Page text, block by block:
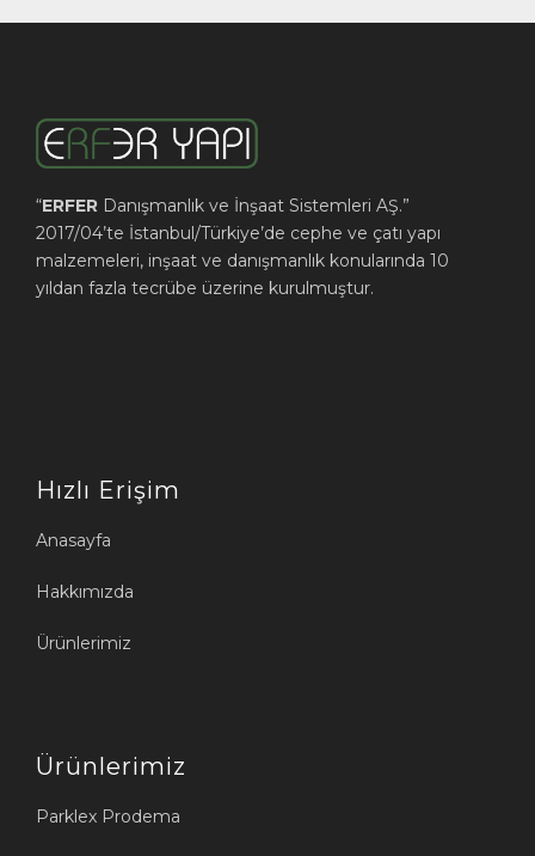
“ERFER Danışmanlık ve İnşaat Sistemleri AŞ.”
2017/04’te İstanbul/Türkiye’de cephe ve çatı yapı
malzemeleri, inşaat ve danışmanlık konularında 10
yıldan fazla tecrübe üzerine kurulmuştur.
Hızlı Erişim
Anasayfa
Hakkımızda
Ürünlerimiz
Ürünlerimiz
Parklex Prodema